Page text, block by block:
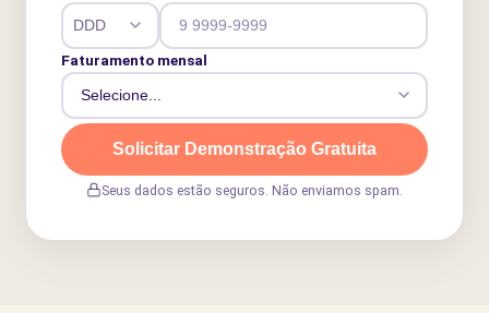
Faturamento mensal
Solicitar Demonstração Gratuita
Seus dados estão seguros. Não enviamos spam.